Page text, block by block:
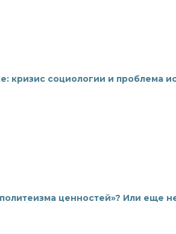
кризис социологии и проблема
ценностей»? Или еще